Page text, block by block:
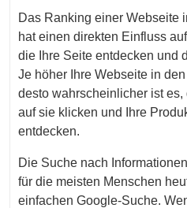
Das Ranking einer Webseite
hat einen direkten Einfluss
die Ihre Seite entdecken und
Je höher Ihre Webseite in
desto wahrscheinlicher ist
auf sie klicken und Ihre
entdecken.
Die Suche nach
für die meisten Menschen
einfachen Google-Suche.